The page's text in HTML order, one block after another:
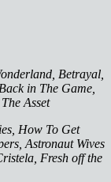
Betrayal,
in The Game,
Asset
How To Get
Astronaut Wives
Fresh off the